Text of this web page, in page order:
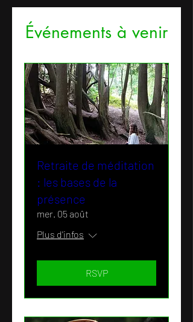
Événements à venir
Retraite de méditation
: les bases de la
présence
mer. 05 août
Plus d'infos
RSVP